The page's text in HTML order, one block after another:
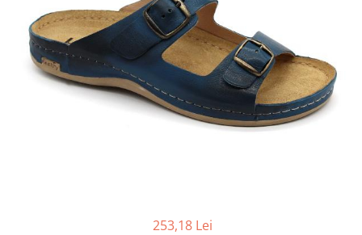
Doss
Vesna
Dr. Feet
253,18 Lei